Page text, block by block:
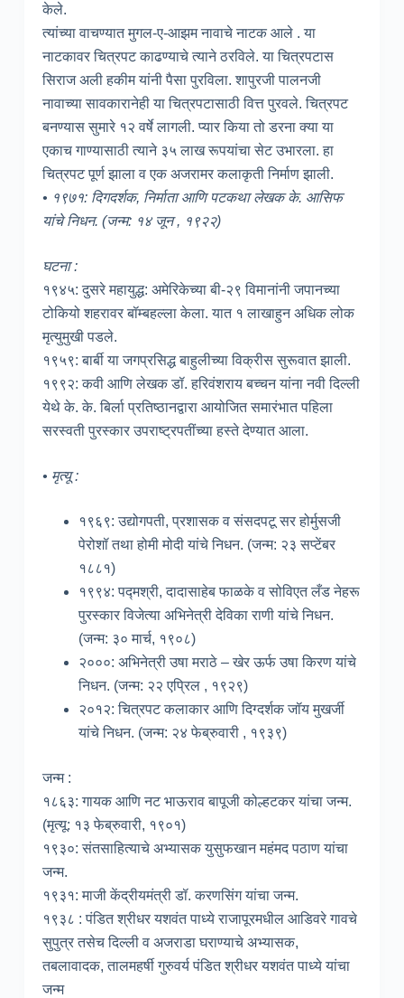
केले.
त्यांच्या वाचण्यात मुगल-ए-आझम नावाचे नाटक आले . या
नाटकावर चित्रपट काढण्याचे त्याने ठरविले. या चित्रपटास
सिराज अली हकीम यांनी पैसा पुरविला. शापुरजी पालनजी
नावाच्या सावकारानेही या चित्रपटासाठी वित्त पुरवले. चित्रपट
बनण्यास सुमारे १२ वर्षे लागली. प्यार किया तो डरना क्या या
एकाच गाण्यासाठी त्याने ३५ लाख रूपयांचा सेट उभारला. हा
चित्रपट पूर्ण झाला व एक अजरामर कलाकृती निर्माण झाली.
• १९७१: दिगदर्शक, निर्माता आणि पटकथा लेखक के. आसिफ
यांचे निधन. (जन्म: १४ जून , १९२२)
घटना :
१९४५: दुसरे महायुद्ध: अमेरिकेच्या बी-२९ विमानांनी जपानच्या
टोकियो शहरावर बॉम्बहल्ला केला. यात १ लाखाहुन अधिक लोक
मृत्युमुखी पडले.
१९५९: बार्बी या जगप्रसिद्ध बाहुलीच्या विक्रीस सुरूवात झाली.
१९९२: कवी आणि लेखक डॉ. हरिवंशराय बच्चन यांना नवी दिल्ली
येथे के. के. बिर्ला प्रतिष्ठानद्वारा आयोजित समारंभात पहिला
सरस्वती पुरस्कार उपराष्ट्रपतींच्या हस्ते देण्यात आला.
• मृत्यू :
१९६९: उद्योगपती, प्रशासक व संसदपटू सर होर्मुसजी
पेरोशॉ तथा होमी मोदी यांचे निधन. (जन्म: २३ सप्टेंबर
१८८१)
१९९४: पद्मश्री, दादासाहेब फाळके व सोविएत लँड नेहरू
पुरस्कार विजेत्या अभिनेत्री देविका राणी यांचे निधन.
(जन्म: ३० मार्च, १९०८)
२०००: अभिनेत्री उषा मराठे – खेर ऊर्फ उषा किरण यांचे
निधन. (जन्म: २२ एप्रिल , १९२९)
२०१२: चित्रपट कलाकार आणि दिग्दर्शक जॉय मुखर्जी
यांचे निधन. (जन्म: २४ फेब्रुवारी , १९३९)
जन्म :
१८६३: गायक आणि नट भाऊराव बापूजी कोल्हटकर यांचा जन्म.
(मृत्यू: १३ फेब्रुवारी, १९०१)
१९३०: संतसाहित्याचे अभ्यासक युसुफखान महंमद पठाण यांचा
जन्म.
१९३१: माजी केंद्रीयमंत्री डॉ. करणसिंग यांचा जन्म.
१९३८ : पंडित श्रीधर यशवंत पाध्ये राजापूरमधील आडिवरे गावचे
सुपुत्र तसेच दिल्ली व अजराडा घराण्याचे अभ्यासक,
तबलावादक, तालमहर्षी गुरुवर्य पंडित श्रीधर यशवंत पाध्ये यांचा
जन्म